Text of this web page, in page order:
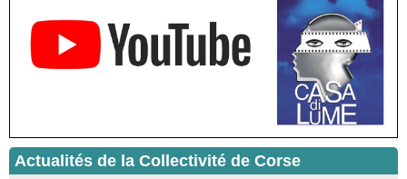
Rencontre / dédicace avec Lucrèce Luciani autour de son
livre « La ballade du pendu du Niolu» - Mediateca territuriale di
Santa Lucia di Tallà
Mise en musique d’un livre jeunesse par Annik Meschinet,
musicienne pédagogue : Ateliers d’expression sonore, vocale,
rythmique et corporelle - Mediateca territuriale di Santa Lucia di
par Alexandre Dominati - Mediateca territuriale di Santa Lucia di
Tallà
Actualités de la Collectivité de Corse